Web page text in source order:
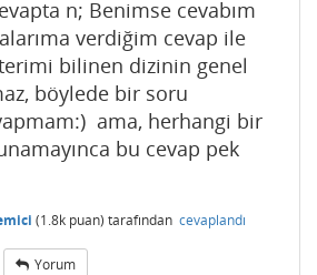
n; Benimse cevabım
verdiğim cevap ile
bilinen dizinin genel
böylede bir soru
ama, herhangi bir
bu cevap pek
(1.8k puan) tarafından cevaplandı
Yorum